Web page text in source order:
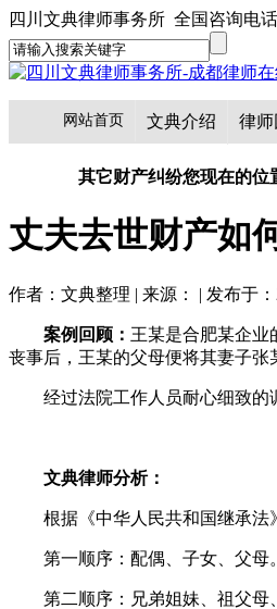
四川文典律师事务所 全国咨询电话
网站首页 文典介绍 律师
其它财产纠纷您现在的位
丈夫去世财产如
作者：文典整理 | 来源： | 发布于：
案例回顾： 王某是合肥某企业
丧事后，王某的父母便将其妻子张
经过法院工作人员耐心细致的
文典律师分析：
根据《中华人民共和国继承法
第一顺序：配偶、子女、父母。
第二顺序：兄弟姐妹、祖父母